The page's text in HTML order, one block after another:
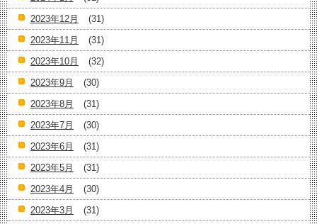
2023年12月
(31)
2023年11月
(31)
2023年10月
(32)
2023年9月
(30)
2023年8月
(31)
2023年7月
(30)
2023年6月
(31)
2023年5月
(31)
2023年4月
(30)
2023年3月
(31)